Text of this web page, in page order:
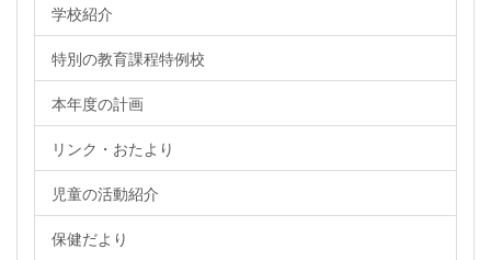
学校紹介
特別の教育課程特例校
本年度の計画
リンク・おたより
児童の活動紹介
保健だより